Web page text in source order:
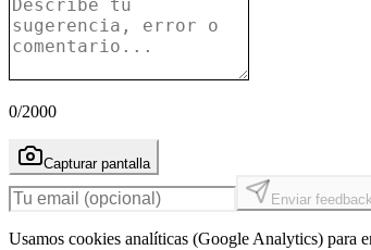
0/2000
Capturar pantalla
Enviar feedback
Usamos cookies analíticas (Google Analytics) para